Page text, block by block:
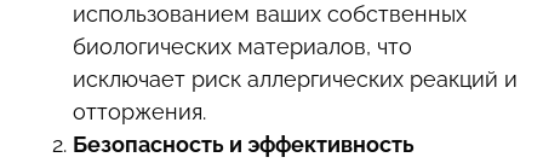
использованием ваших собственных
биологических материалов, что
исключает риск аллергических реакций и
отторжения.
Безопасность и эффективность